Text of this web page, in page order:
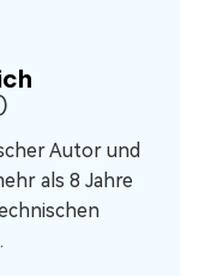
Autor und
als 8 Jahre